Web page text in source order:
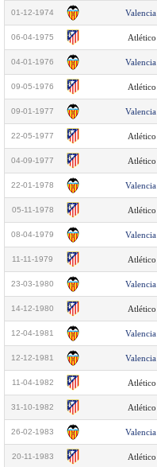
01-12-1974 Valencia
06-04-1975 Atlético
04-01-1976 Valencia
09-05-1976 Atlético
09-01-1977 Valencia
22-05-1977 Atlético
04-09-1977 Atlético
22-01-1978 Valencia
05-11-1978 Atlético
08-04-1979 Valencia
11-11-1979 Atlético
23-03-1980 Valencia
14-12-1980 Atlético
12-04-1981 Valencia
12-12-1981 Valencia
11-04-1982 Atlético
31-10-1982 Atlético
26-02-1983 Valencia
20-11-1983 Atlético